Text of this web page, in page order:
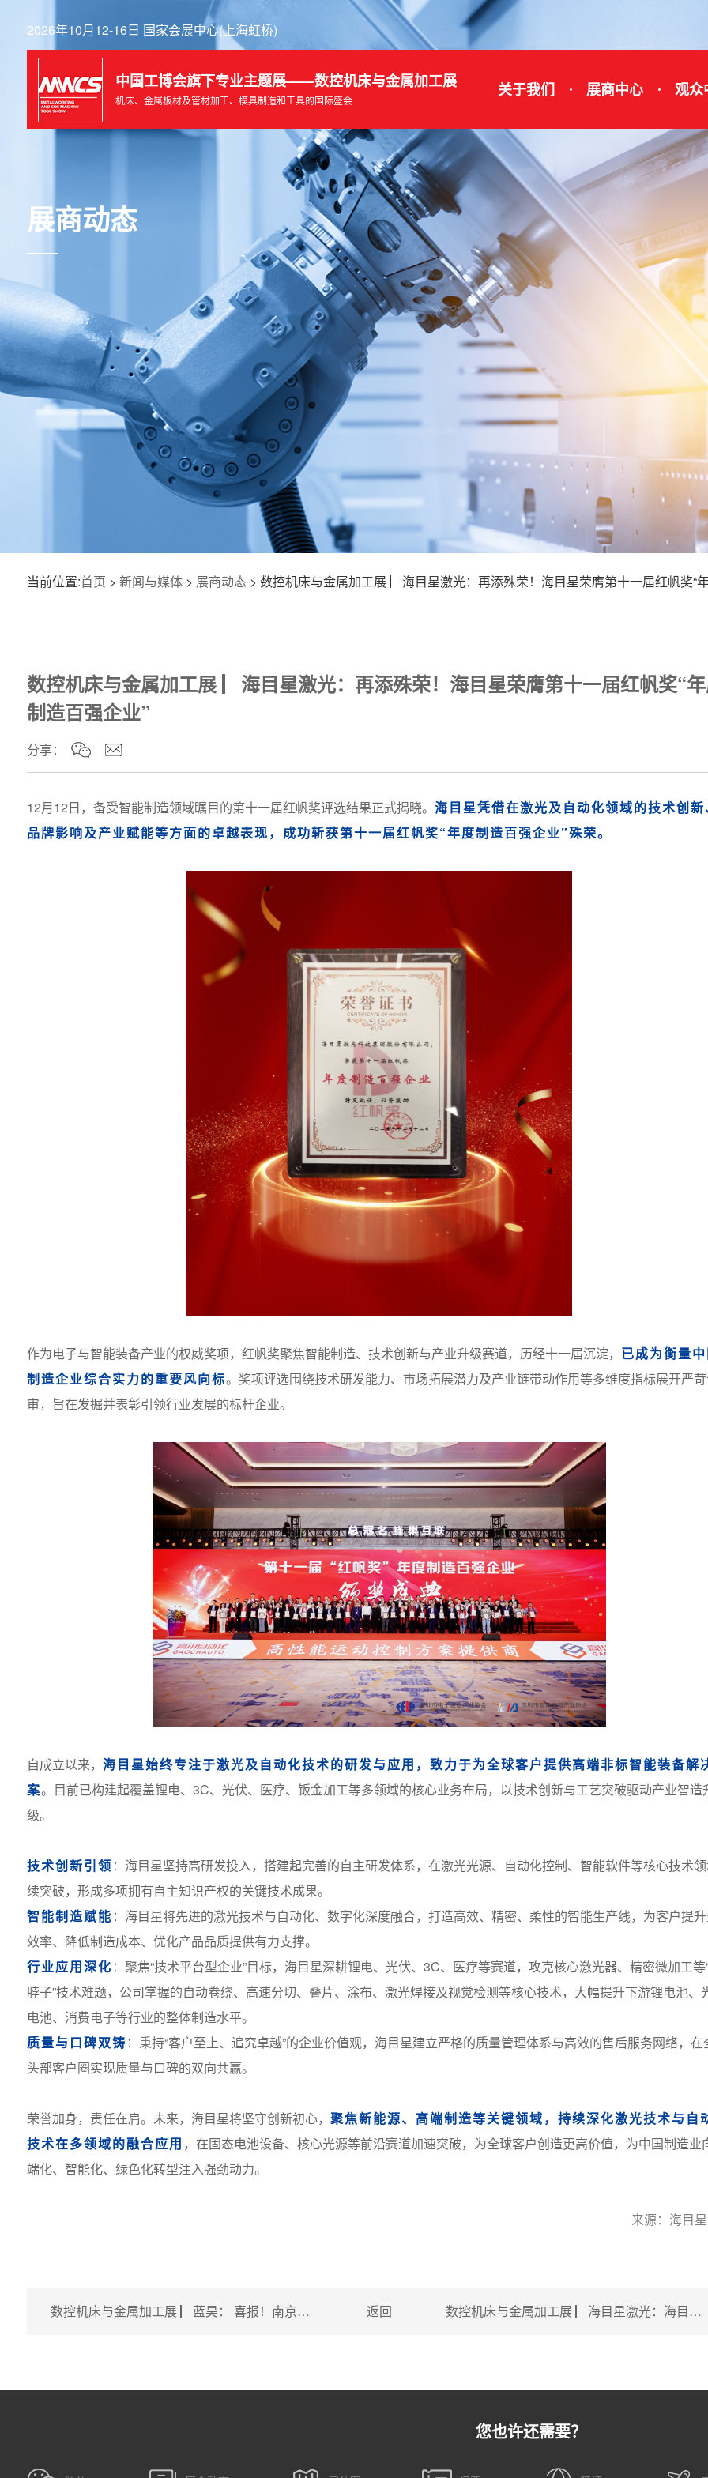
2026年10月12-16日 国家会展中心(上海虹桥)
中国工博会旗下专业主题展——数控机床与金属加工展
机床、金属板材及管材加工、模具制造和工具的国际盛会
关于我们 展商中心 观众
展商动态
当前位置:首页 > 新闻与媒体> 展商动态> 数控机床与金属加工展 ▏海目星激光：再添殊荣！海目星荣膺第十一届红帆奖“
数控机床与金属加工展 ▏海目星激光：再添殊荣！海目星荣膺第十一届红帆奖“
制造百强企业”
分享：
12月12日，备受智能制造领域瞩目的第十一届红帆奖评选结果正式揭晓。 海目星凭借在激光及自动化领域的技术创新
品牌影响及产业赋能等方面的卓越表现，成功斩获第十一届红帆奖“年度制造百强企业”殊荣。
作为电子与智能装备产业的权威奖项，红帆奖聚焦智能制造、技术创新与产业升级赛道，历经十一届沉淀， 已成为衡量
制造企业综合实力的重要风向标。奖项评选围绕技术研发能力、市场拓展潜力及产业链带动作用等多维度指标展开严
审，旨在发掘并表彰引领行业发展的标杆企业。
自成立以来， 海目星始终专注于激光及自动化技术的研发与应用，致力于为全球客户提供高端非标智能装备解
案。目前已构建起覆盖锂电、3C、光伏、医疗、钣金加工等多领域的核心业务布局，以技术创新与工艺突破驱动产业智造
级。
技术创新引领 ：海目星坚持高研发投入，搭建起完善的自主研发体系，在激光光源、自动化控制、智能软件等核心技术
续突破，形成多项拥有自主知识产权的关键技术成果。
智能制造赋能 ：海目星将先进的激光技术与自动化、数字化深度融合，打造高效、精密、柔性的智能生产线，为客户提
效率、降低制造成本、优化产品品质提供有力支撑。
行业应用深化 ：聚焦“技术平台型企业”目标，海目星深耕锂电、光伏、3C、医疗等赛道，攻克核心激光器、精密微加工等
脖子”技术难题，公司掌握的自动卷绕、高速分切、叠片、涂布、激光焊接及视觉检测等核心技术，大幅提升下游锂电池、
电池、消费电子等行业的整体制造水平。
质量与口碑双铸 ：秉持“客户至上、追究卓越”的企业价值观，海目星建立严格的质量管理体系与高效的售后服务网络，在
头部客户圈实现质量与口碑的双向共赢。
荣誉加身，责任在肩。未来，海目星将坚守创新初心， 聚焦新能源、高端制造等关键领域，持续深化激光技术与自
技术在多领域的融合应用 ，在固态电池设备、核心光源等前沿赛道加速突破，为全球客户创造更高价值，为中国制造业
端化、智能化、绿色化转型注入强劲动力。
来源：海目
数控机床与金属加工展 ▏蓝昊： 喜报！南京蓝昊荣获2025年度“江苏机械工业科学技术进步奖”特等奖！ 返回 数控机床与金属加工展 ▏海目星激光：海目星突破大容量动力电池智造技术，斩获广东省科技进步奖！
您也许还需要？